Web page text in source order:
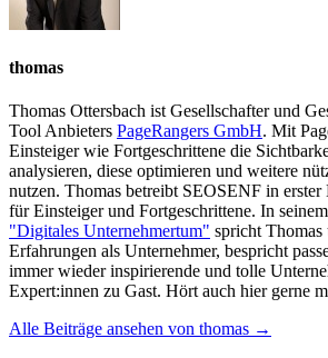
thomas
Thomas Ottersbach ist Gesellschafter und
Tool Anbieters PageRangers GmbH. Mit
Einsteiger wie Fortgeschrittene die
analysieren, diese optimieren und weitere
nutzen. Thomas betreibt SEOSENF in
für Einsteiger und Fortgeschrittene. In
"Digitales Unternehmertum" spricht Thomas
Erfahrungen als Unternehmer, bespricht
immer wieder inspirierende und tolle
Expert:innen zu Gast. Hört auch hier gerne
Alle Beiträge ansehen von thomas →